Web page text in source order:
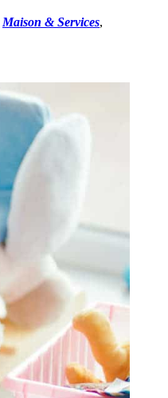
Maison & Services,